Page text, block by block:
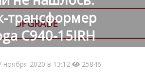
UPGRADE
трансформер
C940-15IRH
ноября 2020 в 13:12 25846